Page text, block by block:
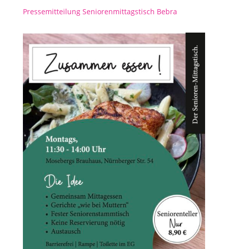
Pressemitteilung Seniorenmittagstisch Bebra